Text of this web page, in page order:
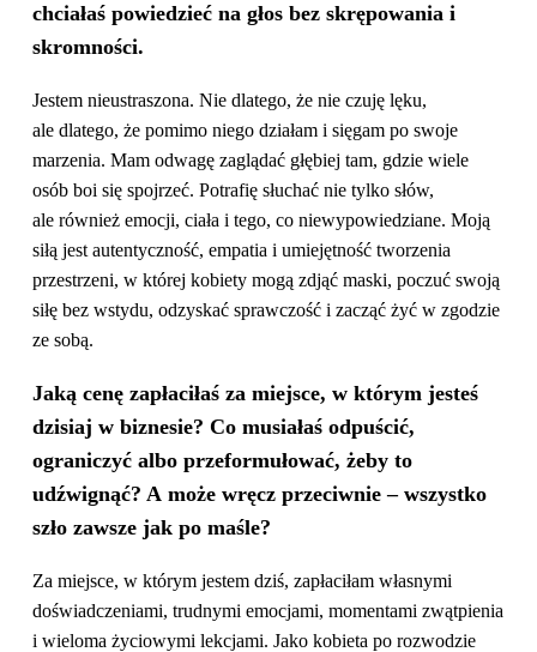
chciałaś powiedzieć na głos bez skrępowania i
skromności.
Jestem nieustraszona. Nie dlatego, że nie czuję lęku,
ale dlatego, że pomimo niego działam i sięgam po swoje
marzenia. Mam odwagę zaglądać głębiej tam, gdzie wiele
osób boi się spojrzeć. Potrafię słuchać nie tylko słów,
ale również emocji, ciała i tego, co niewypowiedziane. Moją
siłą jest autentyczność, empatia i umiejętność tworzenia
przestrzeni, w której kobiety mogą zdjąć maski, poczuć swoją
siłę bez wstydu, odzyskać sprawczość i zacząć żyć w zgodzie
ze sobą.
Jaką cenę zapłaciłaś za miejsce, w którym jesteś
dzisiaj w biznesie? Co musiałaś odpuścić,
ograniczyć albo przeformułować, żeby to
udźwignąć? A może wręcz przeciwnie – wszystko
szło zawsze jak po maśle?
Za miejsce, w którym jestem dziś, zapłaciłam własnymi
doświadczeniami, trudnymi emocjami, momentami zwątpienia
i wieloma życiowymi lekcjami. Jako kobieta po rozwodzie